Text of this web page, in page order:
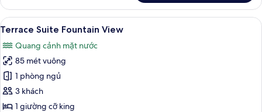
Terrace
Studio
Two
Beds
Fountain
View
Xem
tất
cả
ảnh
Terrace
Suite
Fountain
Terrace Suite Fountain View | Bộ
5
Terrace Suite Fountain View
Quang cảnh mặt nước
85 mét vuông
1 phòng ngủ
3 khách
1 giường cỡ king